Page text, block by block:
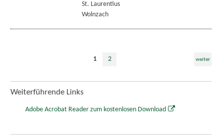
St. Laurentius
Wolnzach
1 2 weiter
Weiterführende Links
Adobe Acrobat Reader zum kostenlosen Download